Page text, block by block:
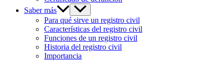
Saber más
Para qué sirve un registro civil
Características del registro civil
Funciones de un registro civil
Historia del registro civil
Importancia